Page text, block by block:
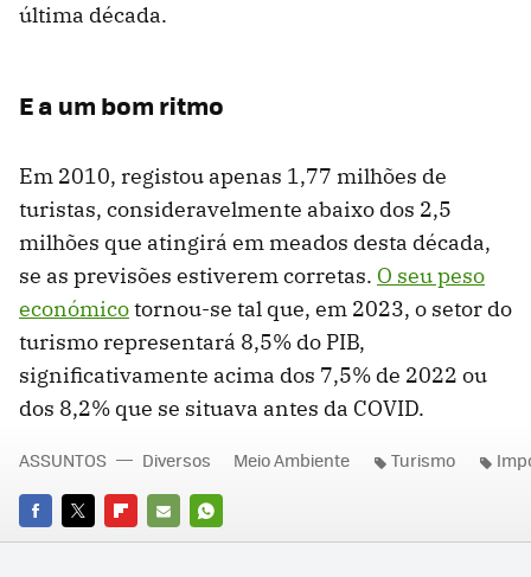
última década.
E a um bom ritmo
Em 2010, registou apenas 1,77 milhões de
turistas, consideravelmente abaixo dos 2,5
milhões que atingirá em meados desta década,
se as previsões estiverem corretas. O seu peso
económicotornou-se tal que, em 2023, o setor do
turismo representará 8,5% do PIB,
significativamente acima dos 7,5% de 2022 ou
dos 8,2% que se situava antes da COVID.
FACEBOOK
TWITTERFLIPBOARD
E-
WHATSAPP
ASSUNTOS Diversos Meio Ambiente Turismo